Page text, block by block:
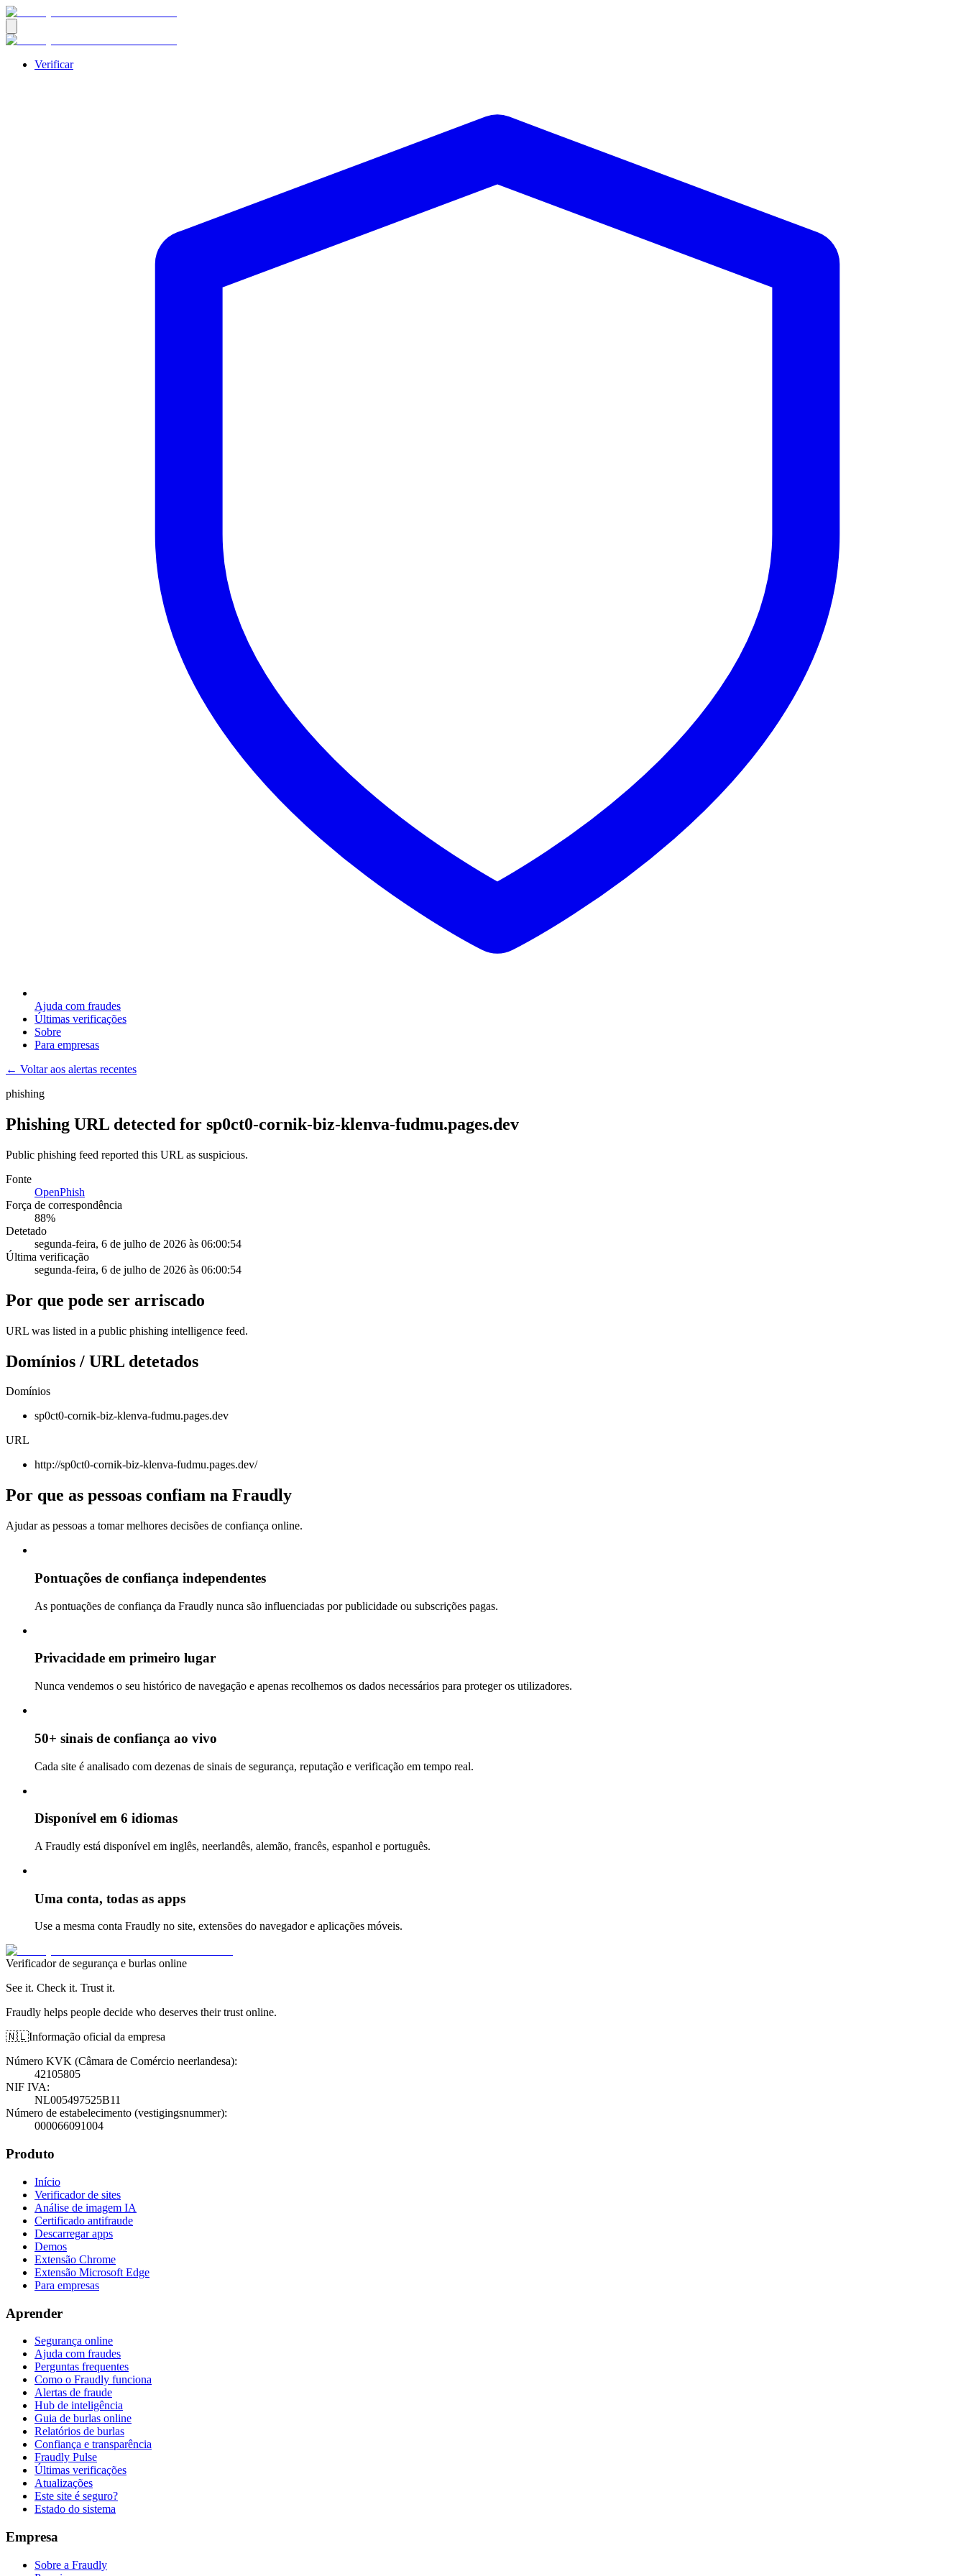
Verificar
Ajuda com fraudes
Últimas verificações
Sobre
Para empresas
← Voltar aos alertas recentes
phishing
Phishing URL detected for sp0ct0-cornik-biz-klenva-fudmu.pages.dev
Public phishing feed reported this URL as suspicious.
Fonte
OpenPhish
Força de correspondência
88%
Detetado
segunda-feira, 6 de julho de 2026 às 06:00:54
Última verificação
segunda-feira, 6 de julho de 2026 às 06:00:54
Por que pode ser arriscado
URL was listed in a public phishing intelligence feed.
Domínios / URL detetados
Domínios
sp0ct0-cornik-biz-klenva-fudmu.pages.dev
URL
http://sp0ct0-cornik-biz-klenva-fudmu.pages.dev/
Por que as pessoas confiam na Fraudly
Ajudar as pessoas a tomar melhores decisões de confiança online.
Pontuações de confiança independentes
As pontuações de confiança da Fraudly nunca são influenciadas por publicidade ou subscrições pagas.
Privacidade em primeiro lugar
Nunca vendemos o seu histórico de navegação e apenas recolhemos os dados necessários para proteger os utilizadores.
50+ sinais de confiança ao vivo
Cada site é analisado com dezenas de sinais de segurança, reputação e verificação em tempo real.
Disponível em 6 idiomas
A Fraudly está disponível em inglês, neerlandês, alemão, francês, espanhol e português.
Uma conta, todas as apps
Use a mesma conta Fraudly no site, extensões do navegador e aplicações móveis.
Verificador de segurança e burlas online
See it. Check it. Trust it.
Fraudly helps people decide who deserves their trust online.
🇳🇱Informação oficial da empresa
Número KVK (Câmara de Comércio neerlandesa):
42105805
NIF IVA:
NL005497525B11
Número de estabelecimento (vestigingsnummer):
000066091004
Produto
Início
Verificador de sites
Análise de imagem IA
Certificado antifraude
Descarregar apps
Demos
Extensão Chrome
Extensão Microsoft Edge
Para empresas
Aprender
Segurança online
Ajuda com fraudes
Perguntas frequentes
Como o Fraudly funciona
Alertas de fraude
Hub de inteligência
Guia de burlas online
Relatórios de burlas
Confiança e transparência
Fraudly Pulse
Últimas verificações
Atualizações
Este site é seguro?
Estado do sistema
Empresa
Sobre a Fraudly